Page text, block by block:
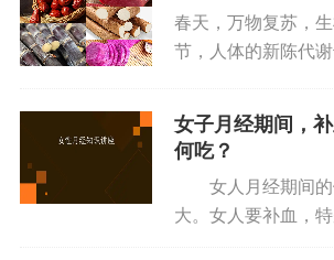
23.脾虚的人少吃荔枝，蜜桔、菠萝
火，导致脾w内火
23.主食建议吃粗粮，如小米、馒头
24.高糖的要尽量少吃，如蛋糕、糖
茶、巧克力等
春天，万物复苏，
节，人体的新陈代
食物：补益脾气在
多吃一些甘味食物
女子月经期间，
何吃？
女人月经期间的
大。女人要补血，